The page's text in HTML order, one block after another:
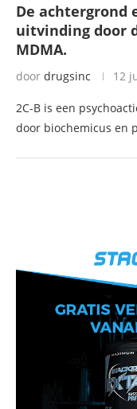
De achtergrond
uitvinding door
MDMA.
door drugsinc 12
2C-B is een
door biochemicus en